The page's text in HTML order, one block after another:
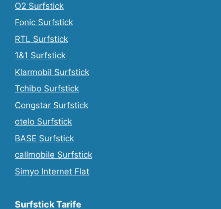
O2 Surfstick
Fonic Surfstick
RTL Surfstick
1&1 Surfstick
Klarmobil Surfstick
Tchibo Surfstick
Congstar Surfstick
otelo Surfstick
BASE Surfstick
callmobile Surfstick
Simyo Internet Flat
Surfstick Tarife